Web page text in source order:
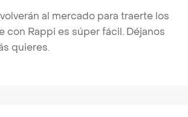
al mercado para traerte los
Rappi es súper fácil. Déjanos
quieres.